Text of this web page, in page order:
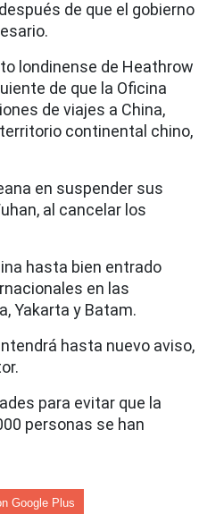
de que el gobierno
londinense de Heathrow
de que la Oficina
de viajes a China,
continental chino,
en suspender sus
al cancelar los
hasta bien entrado
en las
Yakarta y Batam.
hasta nuevo aviso,
para evitar que la
personas se han
Google Plus